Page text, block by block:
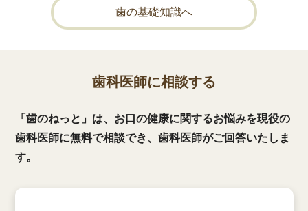
歯の基礎知識へ
歯科医師に相談する
「歯のねっと」は、お口の健康に関するお悩みを現役の
歯科医師に無料で相談でき、歯科医師がご回答いたしま
す。